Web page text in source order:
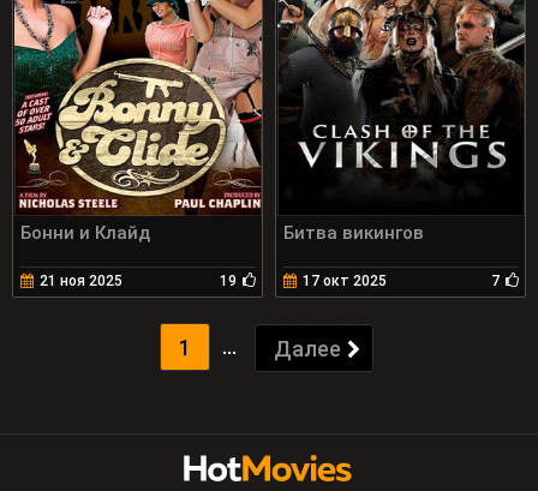
Бонни и Клайд
21 ноя 2025 19
Битва викингов
17 окт 2025 7
1 ... Далее